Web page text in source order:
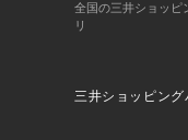
新商品や再入荷等、
ことがきます。
全国の三井ショッピ
リ
三井ショッピング